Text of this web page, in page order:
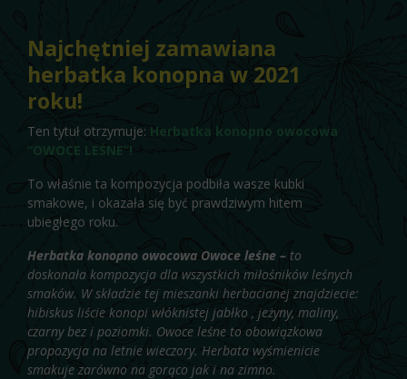
Najchętniej zamawiana
herbatka konopna w 2021
roku!
Ten tytuł otrzymuje: Herbatka konopno owocowa
“OWOCE LEŚNE”!
To właśnie ta kompozycja podbiła wasze kubki
smakowe, i okazała się być prawdziwym hitem
ubiegłego roku.
Herbatka konopno owocowa Owoce leśne – to
doskonała kompozycja dla wszystkich miłośników leśnych
smaków. W składzie tej mieszanki herbacianej znajdziecie:
hibiskus liście konopi włóknistej jabłko , jeżyny, maliny,
czarny bez i poziomki. Owoce leśne to obowiązkowa
propozycja na letnie wieczory. Herbata wyśmienicie
smakuje zarówno na gorąco jak i na zimno.